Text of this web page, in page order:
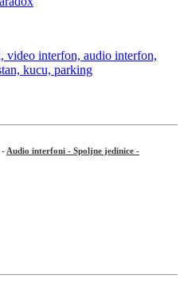
- Audio interfoni - Spoljne jedinice -